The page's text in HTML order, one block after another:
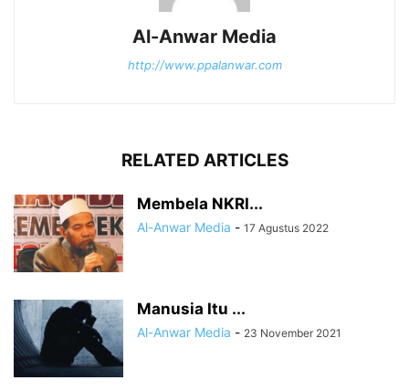
Al-Anwar Media
http://www.ppalanwar.com
RELATED ARTICLES
Membela NKRI...
Al-Anwar Media - 17 Agustus 2022
Manusia Itu ...
Al-Anwar Media - 23 November 2021